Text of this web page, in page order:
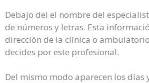
Debajo del el nombre del
de números y letras. Esta
dirección de la clínica o
decides por este profesional.
Del mismo modo aparecen los días